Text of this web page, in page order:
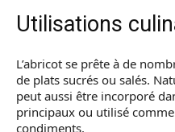
Utilisations
L’abricot se prête à de
de plats sucrés ou salés.
peut aussi être incorporé
principaux ou utilisé
condiments.